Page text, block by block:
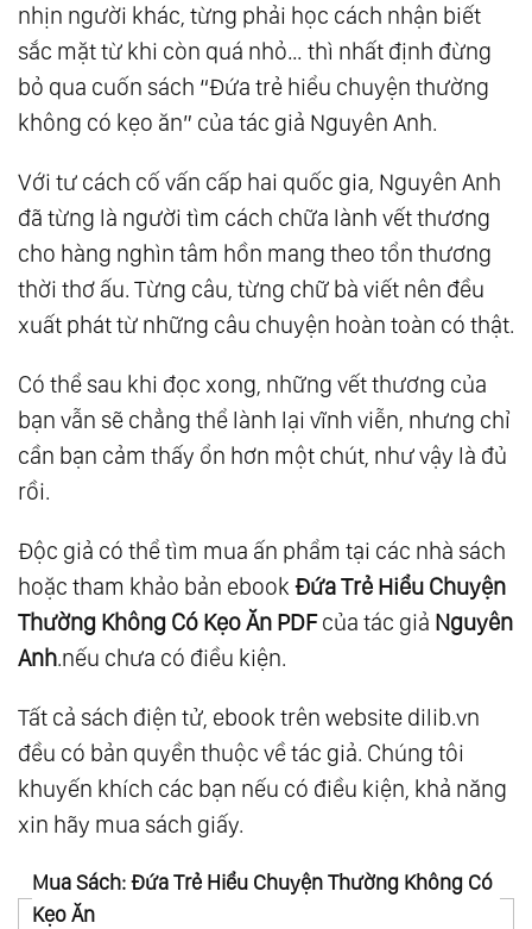
nhịn người khác, từng phải học cách nhận biết
sắc mặt từ khi còn quá nhỏ… thì nhất định đừng
bỏ qua cuốn sách “Đứa trẻ hiểu chuyện thường
không có kẹo ăn” của tác giả Nguyên Anh.
Với tư cách cố vấn cấp hai quốc gia, Nguyên Anh
đã từng là người tìm cách chữa lành vết thương
cho hàng nghìn tâm hồn mang theo tổn thương
thời thơ ấu. Từng câu, từng chữ bà viết nên đều
xuất phát từ những câu chuyện hoàn toàn có thật.
Có thể sau khi đọc xong, những vết thương của
bạn vẫn sẽ chẳng thể lành lại vĩnh viễn, nhưng chỉ
cần bạn cảm thấy ổn hơn một chút, như vậy là đủ
rồi.
Độc giả có thể tìm mua ấn phẩm tại các nhà sách
hoặc tham khảo bản ebook Đứa Trẻ Hiểu Chuyện
Thường Không Có Kẹo Ăn PDFcủa tác giả Nguyên
Anh.nếu chưa có điều kiện.
Tất cả sách điện tử, ebook trên website dilib.vn
đều có bản quyền thuộc về tác giả. Chúng tôi
khuyến khích các bạn nếu có điều kiện, khả năng
xin hãy mua sách giấy.
Mua Sách: Đứa Trẻ Hiểu Chuyện Thường Không Có
Kẹo Ăn